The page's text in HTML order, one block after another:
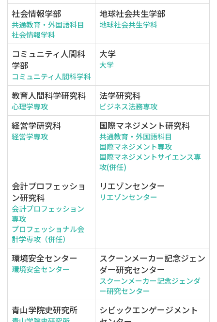
社会情報学部
共通教育・外国語科目
社会情報学科
地球社会共生学部
地球社会共生学科
コミュニティ人間科
学部
コミュニティ人間科学科
大学
大学
教育人間科学研究科
心理学専攻
法学研究科
ビジネス法務専攻
経営学研究科
経営学専攻
国際マネジメント研究科
共通教育・外国語科目
国際マネジメント専攻
国際マネジメントサイエンス専
攻(併任)
会計プロフェッショ
ン研究科
会計プロフェッション
専攻
プロフェッショナル会
計学専攻（併任）
リエゾンセンター
リエゾンセンター
環境安全センター
環境安全センター
スクーンメーカー記念ジェン
ダー研究センター
スクーンメーカー記念ジェンダ
ー研究センター
青山学院史研究所
シビックエンゲージメント